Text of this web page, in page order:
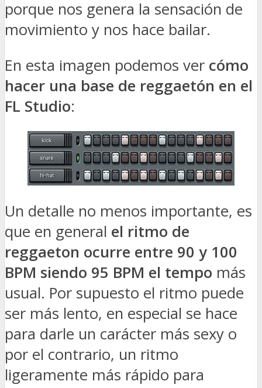
porque nos genera la sensación de
movimiento y nos hace bailar.
En esta imagen podemos ver cómo
hacer una base de reggaetón en el
FL Studio:
Un detalle no menos importante, es
que en general el ritmo de
reggaeton ocurre entre 90 y 100
BPM siendo 95 BPM el tempo más
usual. Por supuesto el ritmo puede
ser más lento, en especial se hace
para darle un carácter más sexy o
por el contrario, un ritmo
ligeramente más rápido para